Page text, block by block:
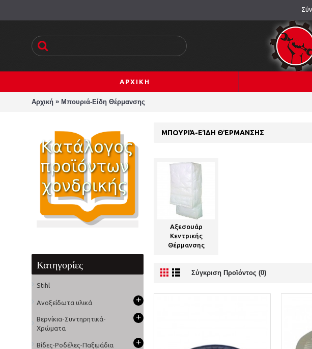
ΑΡΧΙΚΗ
Αρχική » Μπουριά-Είδη Θέρμανσης
Κατηγορίες
Stihl
Ανοξείδωτα υλικά +
Βερνίκια-Συντηρητικά-
Χρώματα
+
Βίδες-Ροδέλες-Παξιμάδια +
ΜΠΟΥΡΙΆ-ΕΊΔΗ ΘΈΡΜΑΝΣΗΣ
Αξεσουάρ
Κεντρικής
Θέρμανσης
Σύγκριση Προϊόντος (0)